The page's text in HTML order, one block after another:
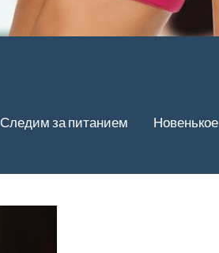
Следим за питанием Новенькое